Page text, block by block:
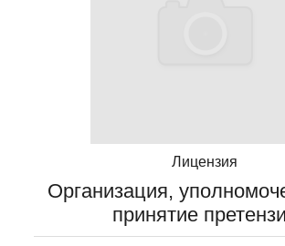
Лицензия
Организация,
принятие